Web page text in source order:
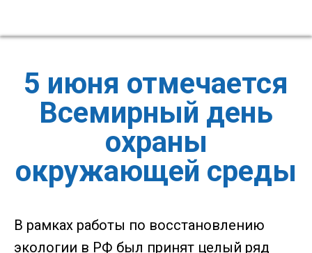
5 июня отмечается
Всемирный день
охраны
окружающей среды
В рамках работы по восстановлению
экологии в РФ был принят целый ряд